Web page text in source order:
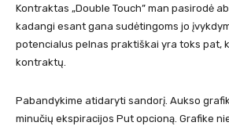
Kontraktas „Double Touch” man pasirodė
kadangi esant gana sudėtingoms jo
potencialus pelnas praktiškai yra toks pat,
kontraktų.
Pabandykime atidaryti sandorį. Aukso
minučių ekspiracijos Put opcioną. Grafike